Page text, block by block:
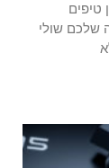
3.5 טון: מגוון טיפים
שלכם שולי